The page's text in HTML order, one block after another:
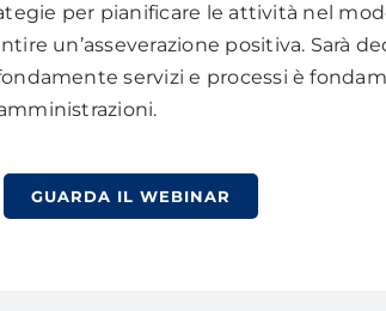
per pianificare le attività nel
un’asseverazione positiva. Sarà
servizi e processi è
GUARDA IL WEBINAR